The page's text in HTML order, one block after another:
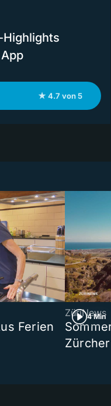
Highlights
★ 4.7 von 5
Ferien
4 Min
ZüriNews